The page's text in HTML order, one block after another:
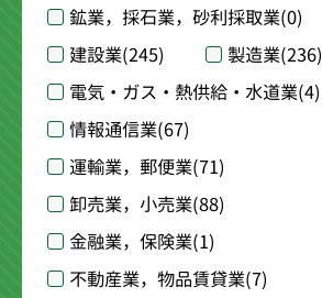
鉱業，採石業，砂利採取業(0)
建設業(245) 製造業(236)
電気・ガス・熱供給・水道業(4)
情報通信業(67)
運輸業，郵便業(71)
卸売業，小売業(88)
金融業，保険業(1)
不動産業，物品賃貸業(7)